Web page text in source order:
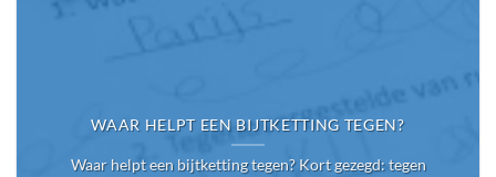
WAAR HELPT EEN BIJTKETTING TEGEN?
Waar helpt een bijtketting tegen? Kort gezegd: tegen